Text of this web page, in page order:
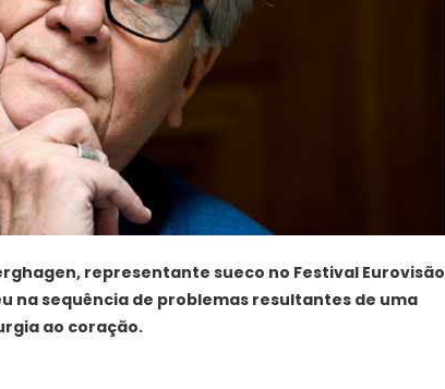
representante sueco no Festival Eurovisão
na sequência de problemas resultantes de uma
ao coração.